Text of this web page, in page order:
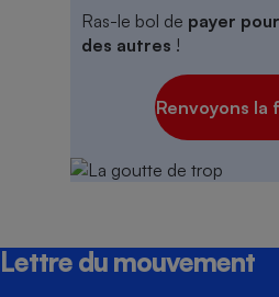
Ras-le bol de payer
des autres !
Renvoyons la
Lettre du mouvement